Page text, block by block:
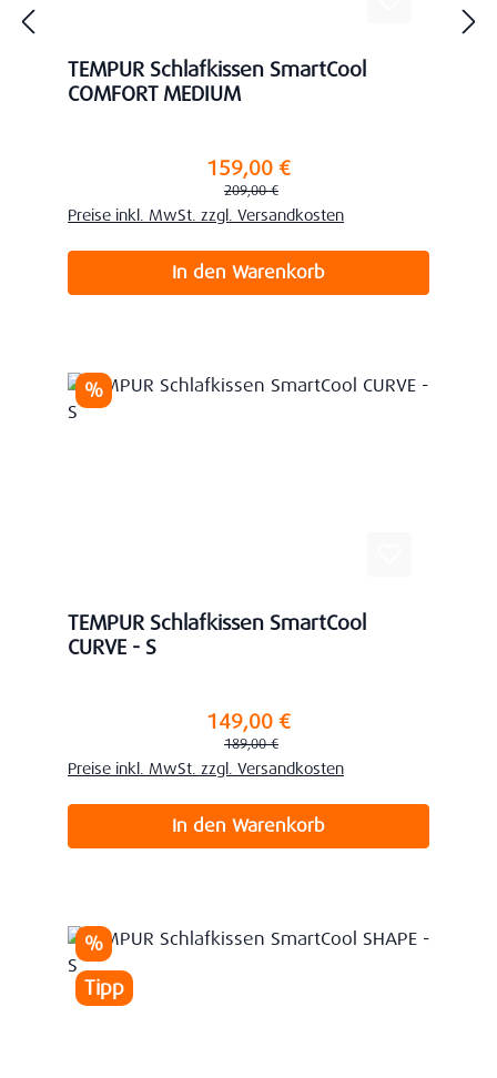
TEMPUR Schlafkissen SmartCool
COMFORT MEDIUM
159,00 €
Regulärer Preis:
209,00 €
Preise inkl. MwSt. zzgl. Versandkosten
In den Warenkorb
Rabatt
%
TEMPUR Schlafkissen SmartCool
CURVE - S
149,00 €
Regulärer Preis:
189,00 €
Preise inkl. MwSt. zzgl. Versandkosten
In den Warenkorb
Rabatt
%
Tipp